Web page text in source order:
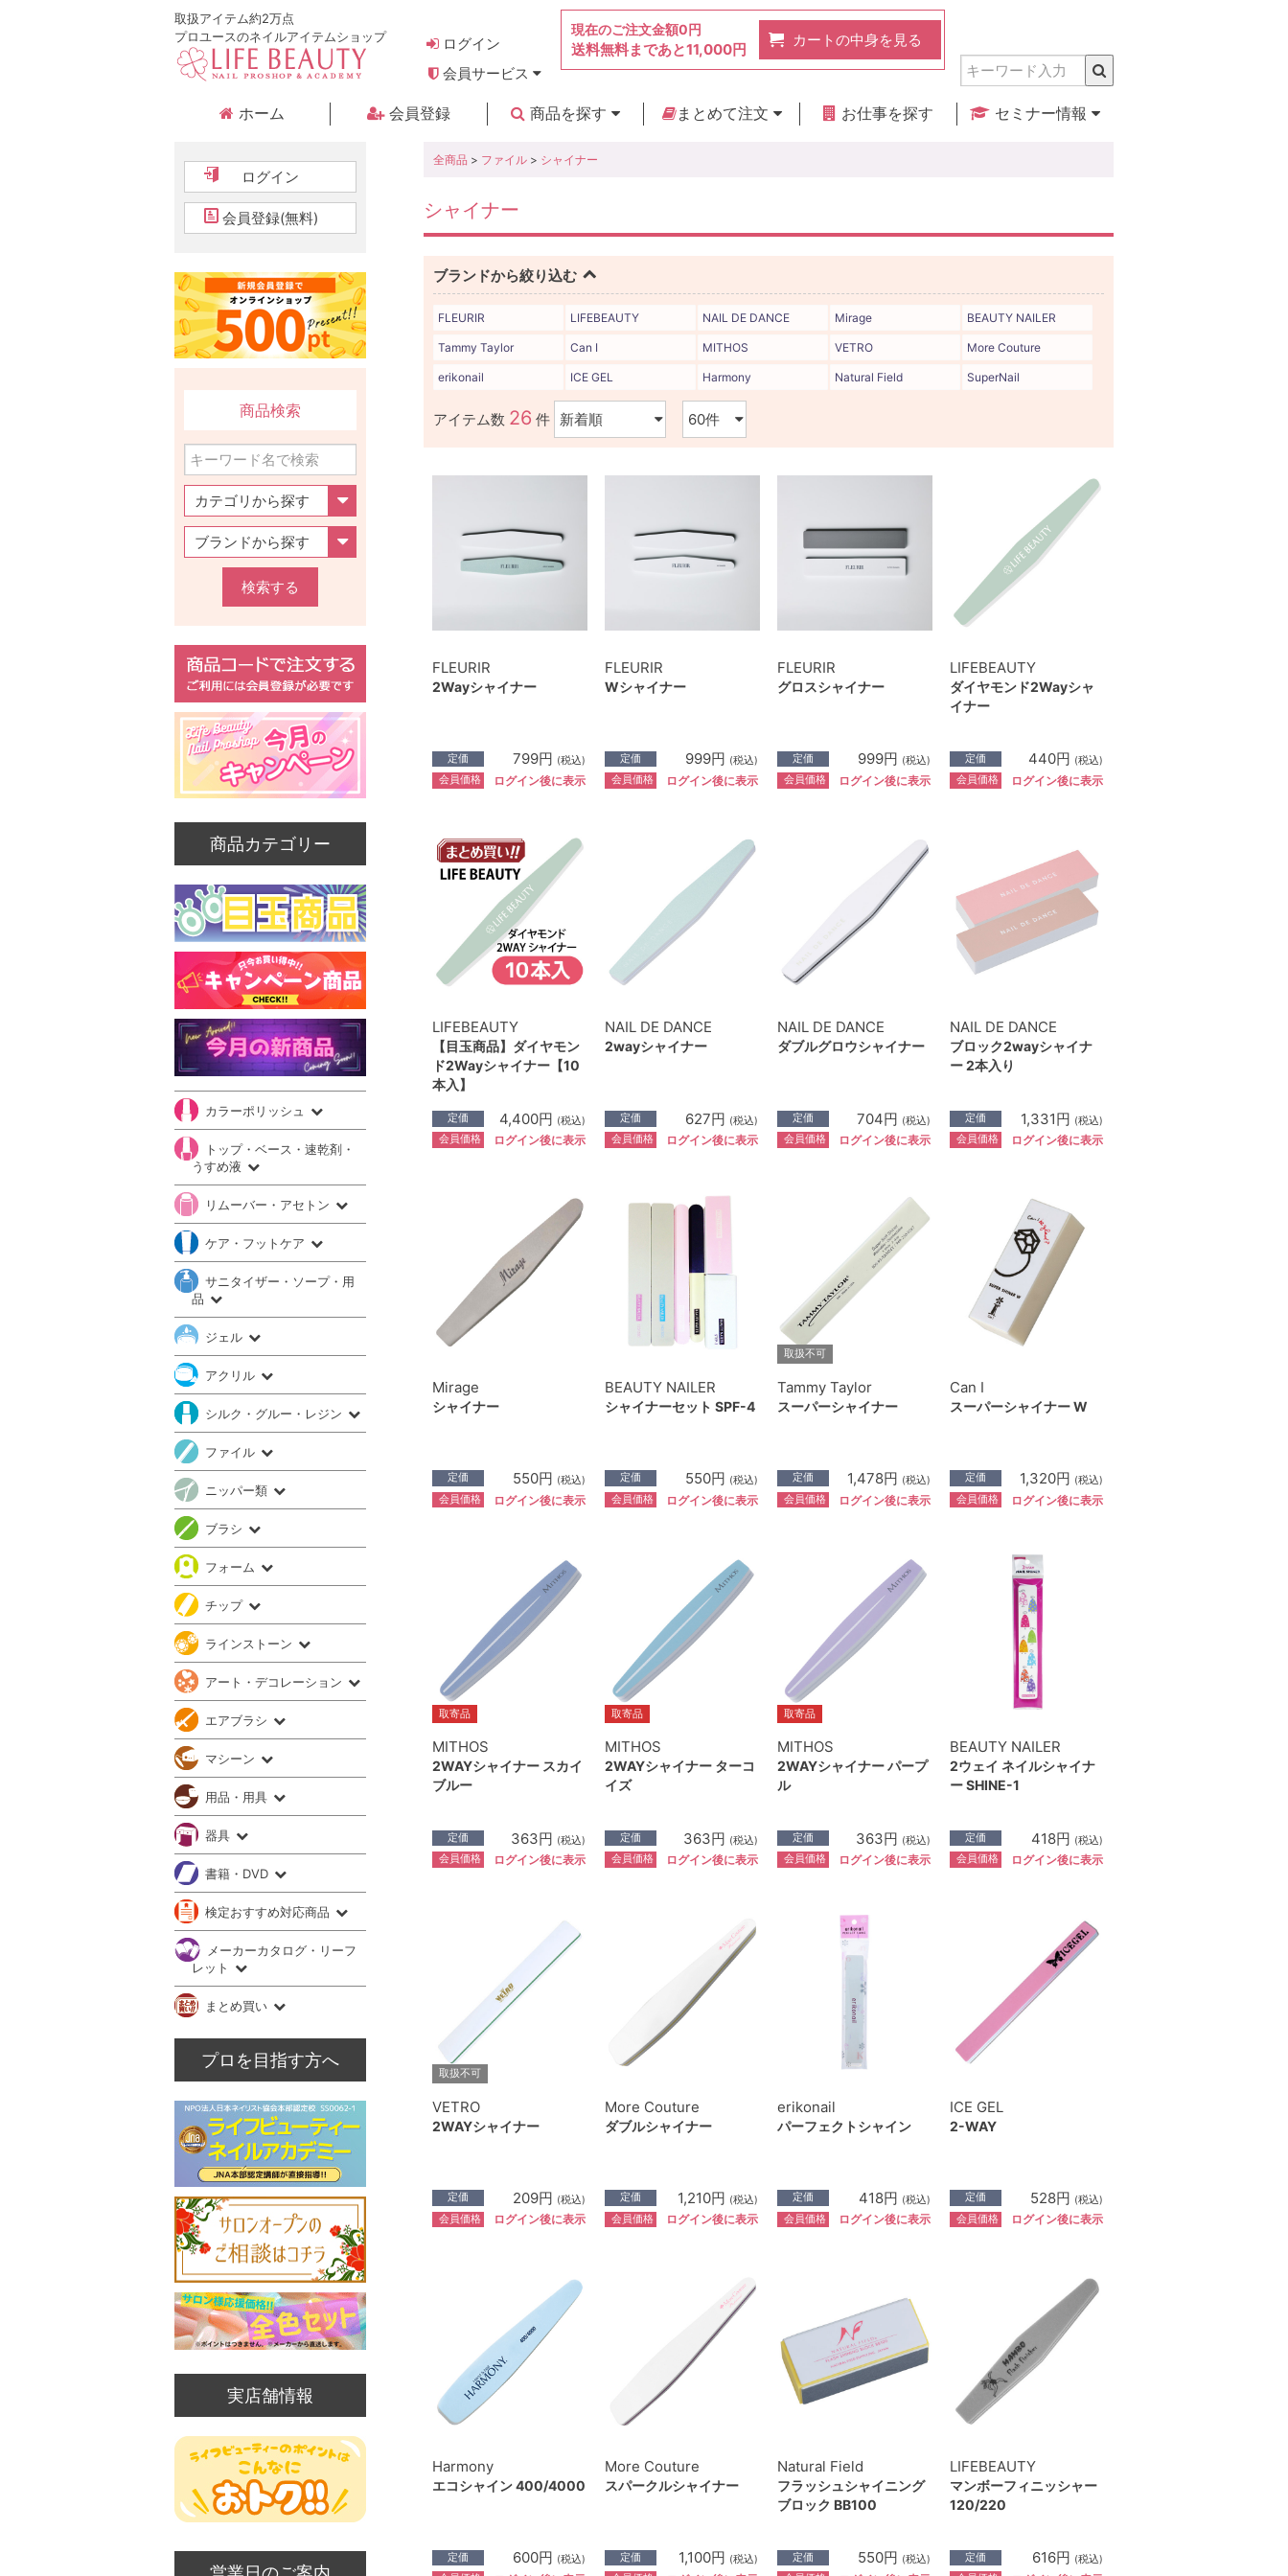
取扱アイテム約2万点
プロユースのネイルアイテムショップ
ログイン
会員サービス
現在のご注文金額0円
送料無料まであと11,000円
カートの中身を見る
ホーム 会員登録
商品を探す
まとめて注文
お仕事を探す
セミナー情報
全商品 > ファイル > シャイナー
シャイナー
ブランドから絞り込む
FLEURIR LIFEBEAUTY NAIL DE DANCE Mirage BEAUTY NAILER
Tammy Taylor Can I MITHOS VETRO More Couture
erikonail ICE GEL Harmony Natural Field SuperNail
アイテム数 26 件
FLEURIR
2Wayシャイナー
定価 799円 (税込)
会員価格 ログイン後に表示
FLEURIR
Wシャイナー
定価 999円 (税込)
会員価格 ログイン後に表示
FLEURIR
グロスシャイナー
定価 999円 (税込)
会員価格 ログイン後に表示
LIFEBEAUTY
ダイヤモンド2Wayシャ
イナー
定価 440円 (税込)
会員価格 ログイン後に表示
LIFEBEAUTY
【目玉商品】ダイヤモン
ド2Wayシャイナー【10
本入】
定価 4,400円 (税込)
会員価格 ログイン後に表示
NAIL DE DANCE
2wayシャイナー
定価 627円 (税込)
会員価格 ログイン後に表示
NAIL DE DANCE
ダブルグロウシャイナー
定価 704円 (税込)
会員価格 ログイン後に表示
NAIL DE DANCE
ブロック2wayシャイナ
ー 2本入り
定価 1,331円 (税込)
会員価格 ログイン後に表示
Mirage
シャイナー
定価 550円 (税込)
会員価格 ログイン後に表示
BEAUTY NAILER
シャイナーセット SPF-4
定価 550円 (税込)
会員価格 ログイン後に表示
取扱不可
Tammy Taylor
スーパーシャイナー
定価 1,478円 (税込)
会員価格 ログイン後に表示
Can I
スーパーシャイナー W
定価 1,320円 (税込)
会員価格 ログイン後に表示
取寄品
MITHOS
2WAYシャイナー スカイ
ブルー
定価 363円 (税込)
会員価格 ログイン後に表示
取寄品
MITHOS
2WAYシャイナー ターコ
イズ
定価 363円 (税込)
会員価格 ログイン後に表示
取寄品
MITHOS
2WAYシャイナー パープ
ル
定価 363円 (税込)
会員価格 ログイン後に表示
BEAUTY NAILER
2ウェイ ネイルシャイナ
ー SHINE-1
定価 418円 (税込)
会員価格 ログイン後に表示
取扱不可
VETRO
2WAYシャイナー
定価 209円 (税込)
会員価格 ログイン後に表示
More Couture
ダブルシャイナー
定価 1,210円 (税込)
会員価格 ログイン後に表示
erikonail
パーフェクトシャイン
定価 418円 (税込)
会員価格 ログイン後に表示
ICE GEL
2-WAY
定価 528円 (税込)
会員価格 ログイン後に表示
Harmony
エコシャイン 400/4000
定価 600円 (税込)
More Couture
スパークルシャイナー
定価 1,100円 (税込)
Natural Field
フラッシュシャイニング
ブロック BB100
定価 550円 (税込)
LIFEBEAUTY
マンボーフィニッシャー
120/220
定価 616円 (税込)
ログイン
会員登録(無料)
商品検索
検索する
商品カテゴリー
カラーポリッシュ
トップ・ベース・速乾剤・
うすめ液
リムーバー・アセトン
ケア・フットケア
サニタイザー・ソープ・用
品
ジェル
アクリル
シルク・グルー・レジン
ファイル
ニッパー類
ブラシ
フォーム
チップ
ラインストーン
アート・デコレーション
エアブラシ
マシーン
用品・用具
器具
書籍・DVD
検定おすすめ対応商品
メーカーカタログ・リーフ
レット
まとめ買い
プロを目指す方へ
実店舗情報